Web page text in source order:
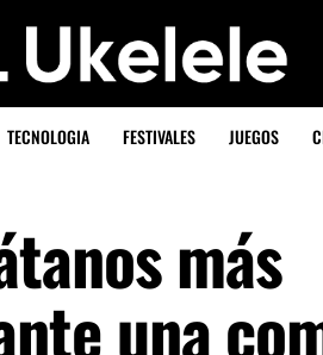
TECNOLOGIA FESTIVALES JUEGOS
más
una